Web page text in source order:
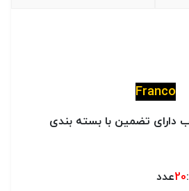
Franco
دارای تضمین با بسته بندی
20عدد